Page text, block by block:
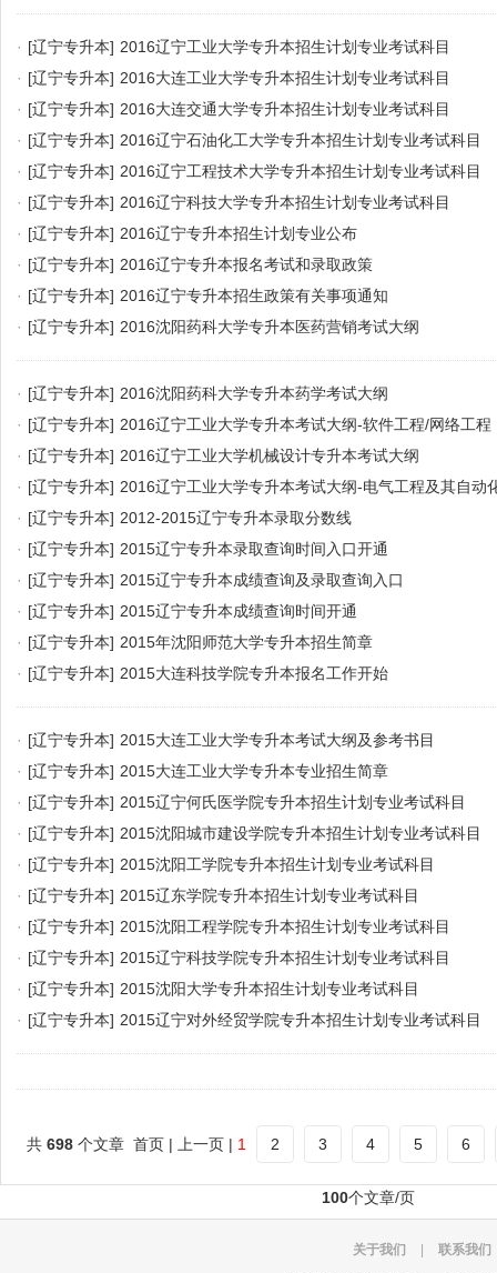
· [辽宁专升本] 2016辽宁工业大学专升本招生计划专业考试科目
· [辽宁专升本] 2016大连工业大学专升本招生计划专业考试科目
· [辽宁专升本] 2016大连交通大学专升本招生计划专业考试科目
· [辽宁专升本] 2016辽宁石油化工大学专升本招生计划专业考试科目
· [辽宁专升本] 2016辽宁工程技术大学专升本招生计划专业考试科目
· [辽宁专升本] 2016辽宁科技大学专升本招生计划专业考试科目
· [辽宁专升本] 2016辽宁专升本招生计划专业公布
· [辽宁专升本] 2016辽宁专升本报名考试和录取政策
· [辽宁专升本] 2016辽宁专升本招生政策有关事项通知
· [辽宁专升本] 2016沈阳药科大学专升本医药营销考试大纲
· [辽宁专升本] 2016沈阳药科大学专升本药学考试大纲
· [辽宁专升本] 2016辽宁工业大学专升本考试大纲-软件工程/网络工程
· [辽宁专升本] 2016辽宁工业大学机械设计专升本考试大纲
· [辽宁专升本] 2016辽宁工业大学专升本考试大纲-电气工程及其自动
· [辽宁专升本] 2012-2015辽宁专升本录取分数线
· [辽宁专升本] 2015辽宁专升本录取查询时间入口开通
· [辽宁专升本] 2015辽宁专升本成绩查询及录取查询入口
· [辽宁专升本] 2015辽宁专升本成绩查询时间开通
· [辽宁专升本] 2015年沈阳师范大学专升本招生简章
· [辽宁专升本] 2015大连科技学院专升本报名工作开始
· [辽宁专升本] 2015大连工业大学专升本考试大纲及参考书目
· [辽宁专升本] 2015大连工业大学专升本专业招生简章
· [辽宁专升本] 2015辽宁何氏医学院专升本招生计划专业考试科目
· [辽宁专升本] 2015沈阳城市建设学院专升本招生计划专业考试科目
· [辽宁专升本] 2015沈阳工学院专升本招生计划专业考试科目
· [辽宁专升本] 2015辽东学院专升本招生计划专业考试科目
· [辽宁专升本] 2015沈阳工程学院专升本招生计划专业考试科目
· [辽宁专升本] 2015辽宁科技学院专升本招生计划专业考试科目
· [辽宁专升本] 2015沈阳大学专升本招生计划专业考试科目
· [辽宁专升本] 2015辽宁对外经贸学院专升本招生计划专业考试科目
共 698 个文章 首页 | 上一页 | 1 2 3 4 5 6
100个文章/页
关于我们 联系我们